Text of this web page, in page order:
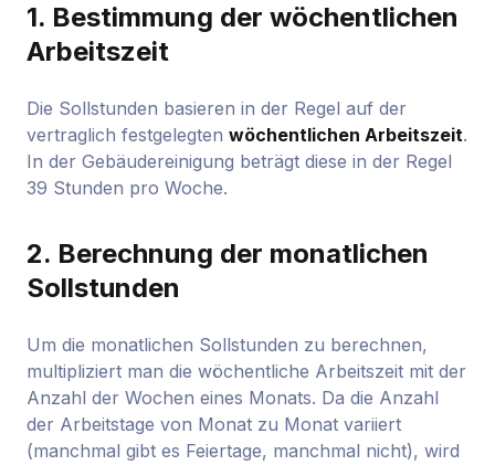
1. Bestimmung der wöchentlichen
Arbeitszeit
Die Sollstunden basieren in der Regel auf der
vertraglich festgelegten wöchentlichen Arbeitszeit.
In der Gebäudereinigung beträgt diese in der Regel
39 Stunden pro Woche.
2. Berechnung der monatlichen
Sollstunden
Um die monatlichen Sollstunden zu berechnen,
multipliziert man die wöchentliche Arbeitszeit mit der
Anzahl der Wochen eines Monats. Da die Anzahl
der Arbeitstage von Monat zu Monat variiert
(manchmal gibt es Feiertage, manchmal nicht), wird